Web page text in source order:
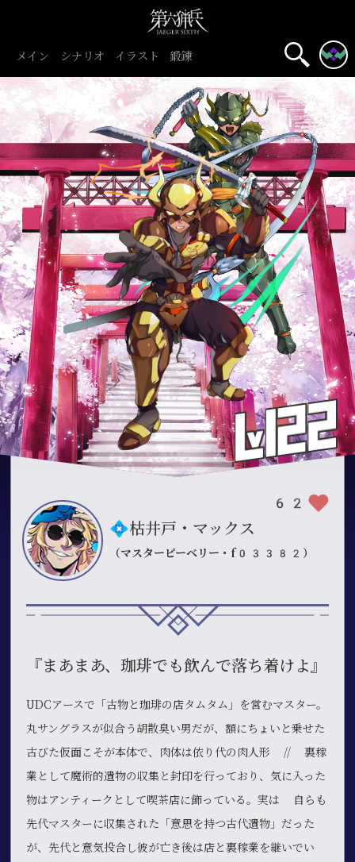
メイン シナリオ イラスト 鍛錬
62
💠枯井戸・マックス
（マスターピーベリー・f03382）
『まあまあ、珈琲でも飲んで落ち着けよ』
UDCアースで「古物と珈琲の店タムタム」を営むマスター。
丸サングラスが似合う胡散臭い男だが、額にちょいと乗せた
古びた仮面こそが本体で、肉体は依り代の肉人形 // 裏稼
業として魔術的遺物の収集と封印を行っており、気に入った
物はアンティークとして喫茶店に飾っている。実は 自らも
先代マスターに収集された「意思を持つ古代遺物」だった
が、先代と意気投合し彼が亡き後は店と裏稼業を継いでい